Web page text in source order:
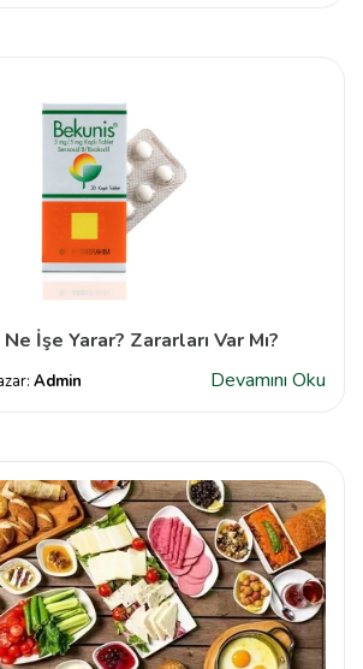
İşe Yarar? Zararları Var Mı?
Admin Devamını Oku